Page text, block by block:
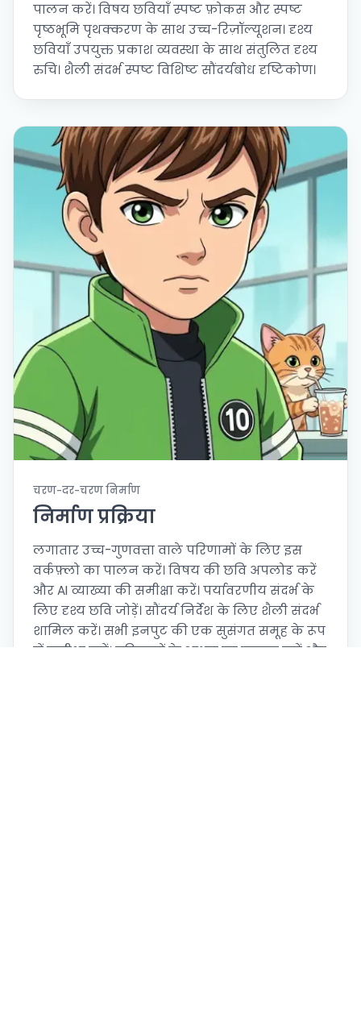
पालन करें। विषय छवियाँ स्पष्ट फ़ोकस और स्पष्ट
पृष्ठभूमि पृथक्करण के साथ उच्च-रिज़ॉल्यूशन। दृश्य
छवियाँ उपयुक्त प्रकाश व्यवस्था के साथ संतुलित दृश्य
रुचि। शैली संदर्भ स्पष्ट विशिष्ट सौंदर्यबोध दृष्टिकोण।
चरण-दर-चरण निर्माण
निर्माण प्रक्रिया
लगातार उच्च-गुणवत्ता वाले परिणामों के लिए इस
वर्कफ़्लो का पालन करें। विषय की छवि अपलोड करें
और AI व्याख्या की समीक्षा करें। पर्यावरणीय संदर्भ के
लिए दृश्य छवि जोड़ें। सौंदर्य निर्देश के लिए शैली संदर्भ
शामिल करें। सभी इनपुट की एक सुसंगत समूह के रूप
में समीक्षा करें। परिणामों के आधार पर उत्पन्न करें और